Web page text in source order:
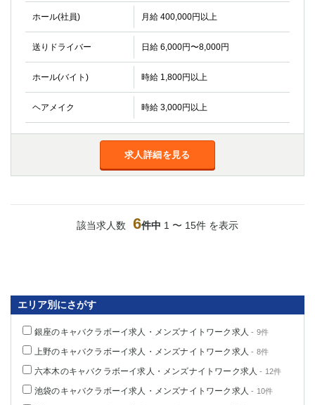
ホール(社員) 月給 400,000円以上
送りドライバー 日給 6,000円〜8,000円
ホール(バイト) 時給 1,800円以上
ヘアメイク 時給 3,000円以上
求人詳細を見る
該当求人数 6件中 1 〜 15件 を表示
エリア別にさがす
銀座のキャバクラボーイ求人・メンズナイトワーク求人 - 9件
上野のキャバクラボーイ求人・メンズナイトワーク求人 - 8件
六本木のキャバクラボーイ求人・メンズナイトワーク求人 - 12件
池袋のキャバクラボーイ求人・メンズナイトワーク求人 - 10件